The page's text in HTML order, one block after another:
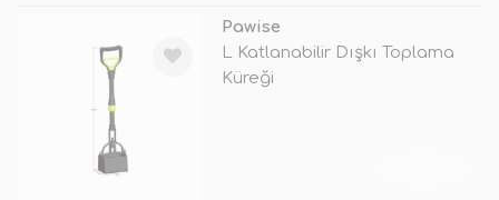
Pawise
L Katlanabilir Dışkı Toplama
Küreği